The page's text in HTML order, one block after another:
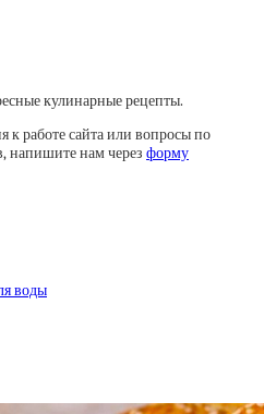
кулинарные рецепты.
к работе сайта или вопросы по
напишите нам через форму
воды